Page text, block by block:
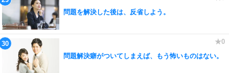
問題を解決した後は、反省しよう。
問題解決癖がついてしまえば、もう怖いものはない。